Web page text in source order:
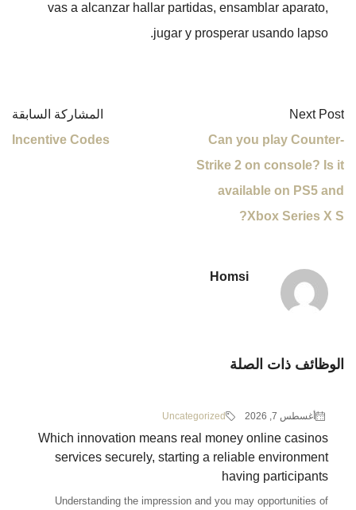
vas a alcanzar hallar partidas, ensamblar aparato,
jugar y prosperar usando lapso.
المشاركة السابقة
Incentive Codes
Next Post
Can you play Counter-
Strike 2 on console? Is it
available on PS5 and
Xbox Series X S?
Homsi
الوظائف ذات الصلة
أغسطس 7, 2026 Uncategorized
Which innovation means real money online casinos
services securely, starting a reliable environment
having participants
Understanding the impression and you may opportunities of